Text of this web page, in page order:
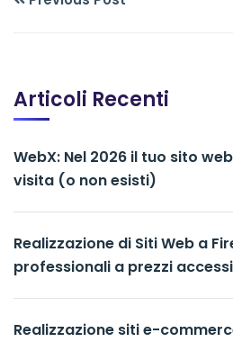
Articoli Recenti
WebX: Nel 2026 il tuo sito
visita (o non esisti)
Realizzazione di Siti Web a
professionali a prezzi
Realizzazione siti e-